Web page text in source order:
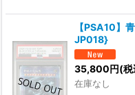
【PSA10】
JP018}
35,800円(税
在庫なし